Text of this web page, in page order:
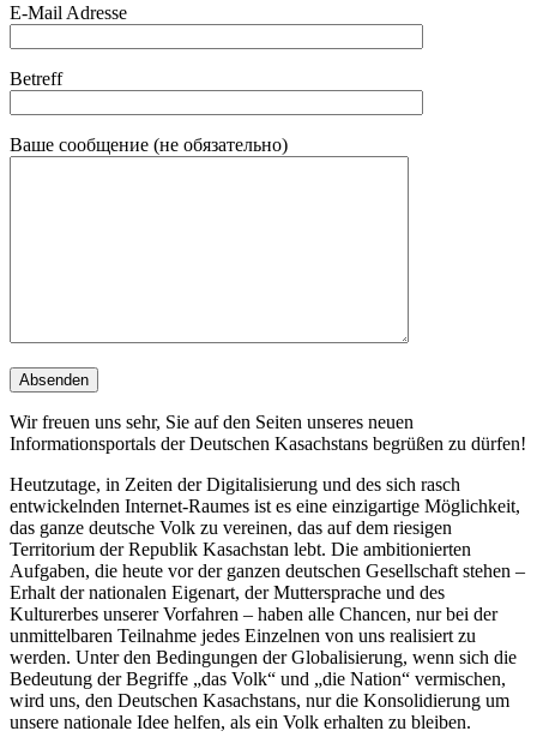
E-Mail Adresse
Betreff
Ваше сообщение (не обязательно)
Wir freuen uns sehr, Sie auf den Seiten unseres neuen
Informationsportals der Deutschen Kasachstans begrüßen zu dürfen!
Heutzutage, in Zeiten der Digitalisierung und des sich rasch
entwickelnden Internet-Raumes ist es eine einzigartige Möglichkeit,
das ganze deutsche Volk zu vereinen, das auf dem riesigen
Territorium der Republik Kasachstan lebt. Die ambitionierten
Aufgaben, die heute vor der ganzen deutschen Gesellschaft stehen –
Erhalt der nationalen Eigenart, der Muttersprache und des
Kulturerbes unserer Vorfahren – haben alle Chancen, nur bei der
unmittelbaren Teilnahme jedes Einzelnen von uns realisiert zu
werden. Unter den Bedingungen der Globalisierung, wenn sich die
Bedeutung der Begriffe „das Volk“ und „die Nation“ vermischen,
wird uns, den Deutschen Kasachstans, nur die Konsolidierung um
unsere nationale Idee helfen, als ein Volk erhalten zu bleiben.